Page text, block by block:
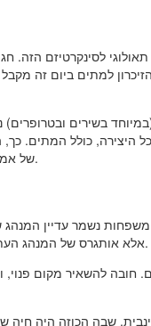
תאולוגי לסינקרטיזם
למתים ביום זה
בשירים
היצירה, כולל המתים.
של אמונה שהם הם חלק מגוף אחד של ישו ומשתתפים בשמחה של ההצלה.
משפחות נשמר עדיין
אלא אותגרס של המנהג העתיק של לשכן סנה על הרצפה כדי לאפשר לנשמות האבות לנחות עליה.